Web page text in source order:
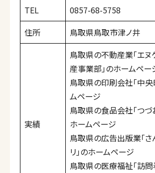
TEL
0857-68-5758
住所
鳥取県鳥取市津ノ井
実績
鳥取県の不動産業「エ
産事業部」のホームペー
鳥取県の印刷会社「中央
ムページ
鳥取県の食品会社「つづ
ホームページ
鳥取県の広告出版業「さ
リ」のホームページ
鳥取県の医療福祉「訪